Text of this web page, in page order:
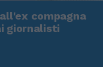
compagna
giornalisti